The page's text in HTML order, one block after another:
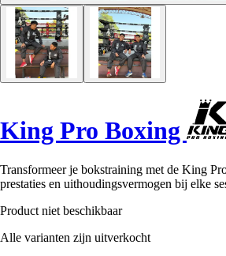
King Pro Boxing
Transformeer je bokstraining met de King
prestaties en uithoudingsvermogen bij elke
Product niet beschikbaar
Alle varianten zijn uitverkocht